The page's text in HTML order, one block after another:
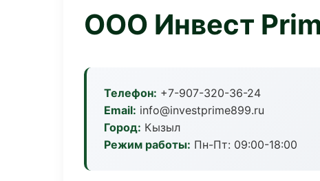
ООО Инвест
Телефон: +7-907-320-36-24
Email: info@investprime899.ru
Город: Кызыл
Режим работы: Пн-Пт: 09:00-18:00